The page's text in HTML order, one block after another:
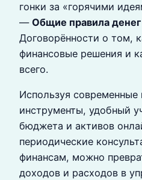
гонки за «горячими
— Общие правила
Договорённости о том,
финансовые решения и
всего.
Используя
инструменты, удобный
бюджета и активов
периодические
финансам, можно
доходов и расходов в